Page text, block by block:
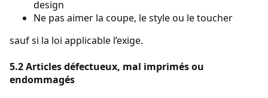
design
Ne pas aimer la coupe, le style ou le toucher
sauf si la loi applicable l’exige.
5.2 Articles défectueux, mal imprimés ou
endommagés